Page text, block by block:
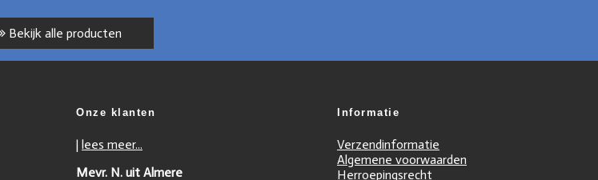
Bekijk alle producten
Onze klanten
| lees meer...
Mevr. N. uit Almere
Informatie
Verzendinformatie
Algemene voorwaarden
Herroepingsrecht